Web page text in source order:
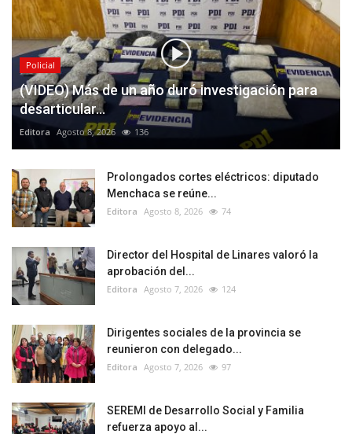
Policial
(VIDEO) Más de un año duró investigación para
desarticular...
Editora Agosto 8, 2026 136
Prolongados cortes eléctricos: diputado
Menchaca se reúne...
Editora Agosto 8, 2026 74
Director del Hospital de Linares valoró la
aprobación del...
Editora Agosto 7, 2026 124
Dirigentes sociales de la provincia se
reunieron con delegado...
Editora Agosto 7, 2026 97
SEREMI de Desarrollo Social y Familia
refuerza apoyo al...